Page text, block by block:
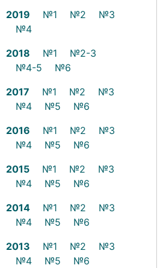
2019
№1 №2
№3
№4
2018
№1
№2-3
№4-5
№6
2017
№1 №2
№3
№4
№5
№6
2016
№1 №2
№3
№4
№5
№6
2015
№1 №2
№3
№4
№5
№6
2014
№1 №2
№3
№4
№5
№6
2013
№1 №2
№3
№4
№5
№6